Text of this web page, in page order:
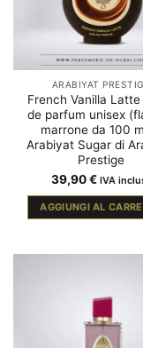
ARABIYAT
French Vanilla Latte
de parfum unisex
marrone da 100
Arabiyat Sugar di
Prestige
39,90€ IVA
AGGIUNGI AL